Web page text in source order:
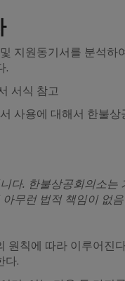
지원동기서를 분석
.
서식 참고
사용에 대해서 한불
다. 한불상공회의소
무런 법적 책임이 없
원칙에 따라 이루어
다.